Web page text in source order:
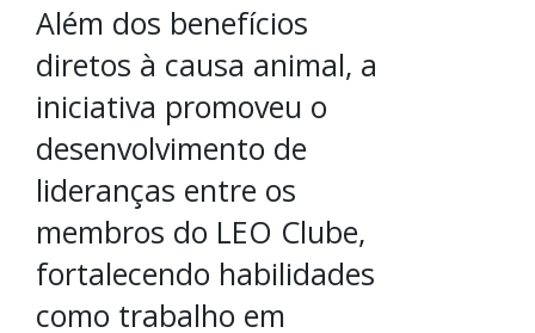
Além dos benefícios
diretos à causa animal, a
iniciativa promoveu o
desenvolvimento de
lideranças entre os
membros do LEO Clube,
fortalecendo habilidades
como trabalho em